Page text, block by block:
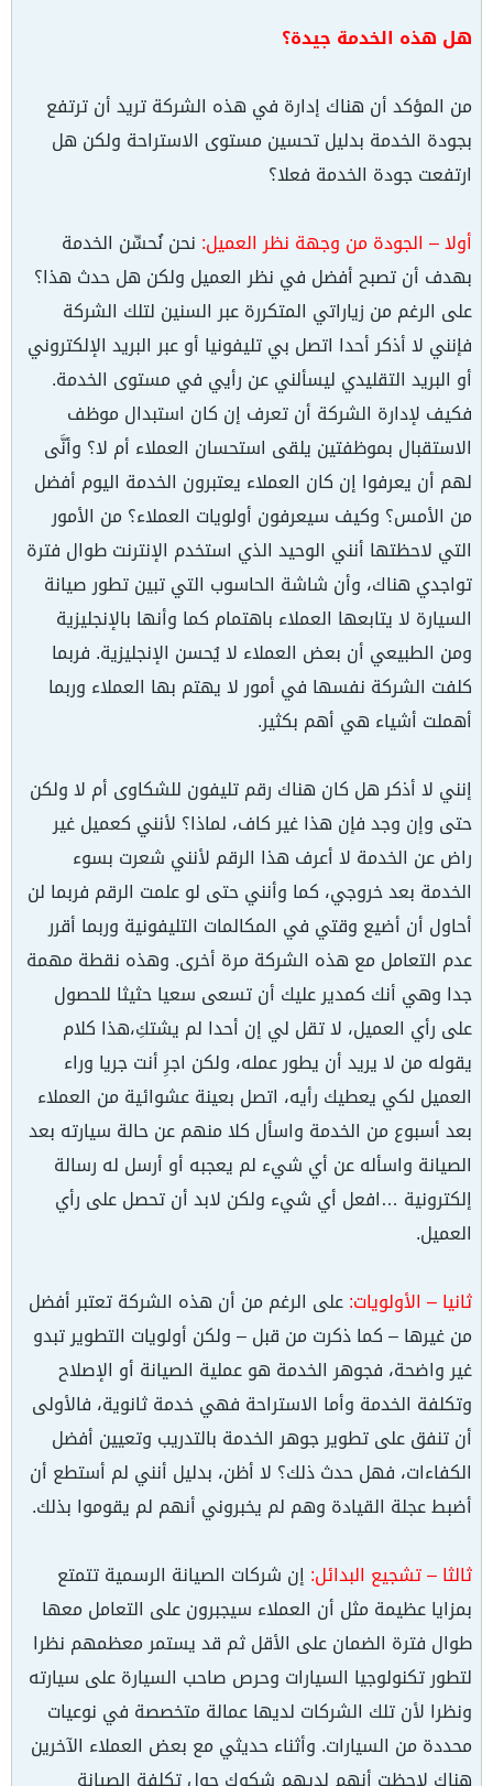
هل هذه الخدمة جيدة؟
من المؤكد أن هناك إدارة في هذه الشركة تريد أن ترتفع
بجودة الخدمة بدليل تحسين مستوى الاستراحة ولكن هل
ارتفعت جودة الخدمة فعلا؟
أولا – الجودة من وجهة نظر العميل: نحن نُحسِّن الخدمة
بهدف أن تصبح أفضل في نظر العميل ولكن هل حدث هذا؟
على الرغم من زياراتي المتكررة عبر السنين لتلك الشركة
فإنني لا أذكر أحدا اتصل بي تليفونيا أو عبر البريد الإلكتروني
أو البريد التقليدي ليسألني عن رأيي في مستوى الخدمة.
فكيف لإدارة الشركة أن تعرف إن كان استبدال موظف
الاستقبال بموظفتين يلقى استحسان العملاء أم لا؟ وأنَّى
لهم أن يعرفوا إن كان العملاء يعتبرون الخدمة اليوم أفضل
من الأمس؟ وكيف سيعرفون أولويات العملاء؟ من الأمور
التي لاحظتها أنني الوحيد الذي استخدم الإنترنت طوال فترة
تواجدي هناك، وأن شاشة الحاسوب التي تبين تطور صيانة
السيارة لا يتابعها العملاء باهتمام كما وأنها بالإنجليزية
ومن الطبيعي أن بعض العملاء لا يُحسن الإنجليزية. فربما
كلفت الشركة نفسها في أمور لا يهتم بها العملاء وربما
أهملت أشياء هي أهم بكثير.
إنني لا أذكر هل كان هناك رقم تليفون للشكاوى أم لا ولكن
حتى وإن وجد فإن هذا غير كاف، لماذا؟ لأنني كعميل غير
راض عن الخدمة لا أعرف هذا الرقم لأنني شعرت بسوء
الخدمة بعد خروجي، كما وأنني حتى لو علمت الرقم فربما لن
أحاول أن أضيع وقتي في المكالمات التليفونية وربما أقرر
عدم التعامل مع هذه الشركة مرة أخرى. وهذه نقطة مهمة
جدا وهي أنك كمدير عليك أن تسعى سعيا حثيثا للحصول
على رأي العميل، لا تقل لي إن أحدا لم يشتكِ،هذا كلام
يقوله من لا يريد أن يطور عمله، ولكن اجرِ أنت جريا وراء
العميل لكي يعطيك رأيه، اتصل بعينة عشوائية من العملاء
بعد أسبوع من الخدمة واسأل كلا منهم عن حالة سيارته بعد
الصيانة واسأله عن أي شيء لم يعجبه أو أرسل له رسالة
إلكترونية …افعل أي شيء ولكن لابد أن تحصل على رأي
العميل.
ثانيا – الأولويات:على الرغم من أن هذه الشركة تعتبر أفضل
من غيرها – كما ذكرت من قبل – ولكن أولويات التطوير تبدو
غير واضحة، فجوهر الخدمة هو عملية الصيانة أو الإصلاح
وتكلفة الخدمة وأما الاستراحة فهي خدمة ثانوية، فالأولى
أن تنفق على تطوير جوهر الخدمة بالتدريب وتعيين أفضل
الكفاءات، فهل حدث ذلك؟ لا أظن، بدليل أنني لم أستطع أن
أضبط عجلة القيادة وهم لم يخبروني أنهم لم يقوموا بذلك.
ثالثا – تشجيع البدائل: إن شركات الصيانة الرسمية تتمتع
بمزايا عظيمة مثل أن العملاء سيجبرون على التعامل معها
طوال فترة الضمان على الأقل ثم قد يستمر معظمهم نظرا
لتطور تكنولوجيا السيارات وحرص صاحب السيارة على سيارته
ونظرا لأن تلك الشركات لديها عمالة متخصصة في نوعيات
محددة من السيارات. وأثناء حديثي مع بعض العملاء الآخرين